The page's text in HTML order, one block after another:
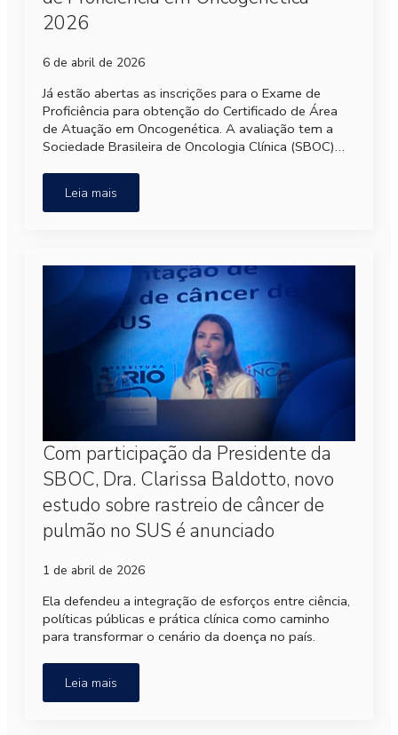
2026
6 de abril de 2026
Já estão abertas as inscrições para o Exame de
Proficiência para obtenção do Certificado de Área
de Atuação em Oncogenética. A avaliação tem a
Sociedade Brasileira de Oncologia Clínica (SBOC)…
Leia mais
Com participação da Presidente da
SBOC, Dra. Clarissa Baldotto, novo
estudo sobre rastreio de câncer de
pulmão no SUS é anunciado
1 de abril de 2026
Ela defendeu a integração de esforços entre ciência,
políticas públicas e prática clínica como caminho
para transformar o cenário da doença no país.
Leia mais